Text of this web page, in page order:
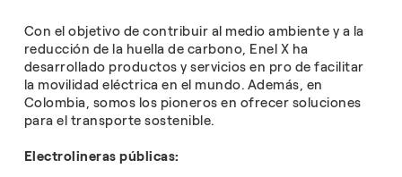
Con el objetivo de contribuir al medio ambiente y a la
reducción de la huella de carbono, Enel X ha
desarrollado productos y servicios en pro de facilitar
la movilidad eléctrica en el mundo. Además, en
Colombia, somos los pioneros en ofrecer soluciones
para el transporte sostenible.
Electrolineras públicas: